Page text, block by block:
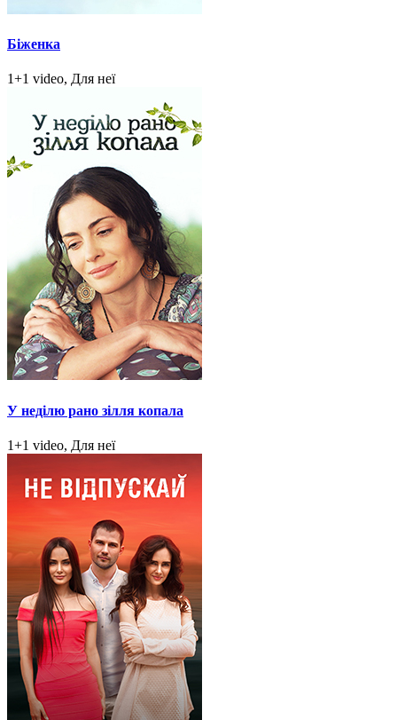
Біженка
1+1 video, Для неї
У неділю рано зілля копала
1+1 video, Для неї